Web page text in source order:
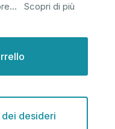
... Scopri di più
dei desideri